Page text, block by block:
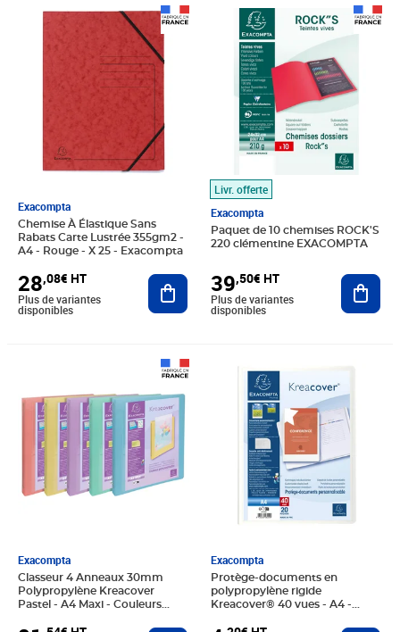
Exacompta
Chemise À Élastique Sans
Rabats Carte Lustrée 355gm2 -
A4 - Rouge - X 25 - Exacompta
28,08€ HT
Prix 28,08€ HT
Plus de variantes
disponibles
Ajouter au panier
Livr. offerte
Exacompta
Paquet de 10 chemises ROCK'S
220 clémentine EXACOMPTA
39,50€ HT
Prix 39,50€ HT
Plus de variantes
disponibles
Exacompta
Classeur 4 Anneaux 30mm
Polypropylène Kreacover
Pastel - A4 Maxi - Couleurs
Exacompta
Protège-documents en
polypropylène rigide
Kreacover® 40 vues - A4 -
Prix 4,20€ HT